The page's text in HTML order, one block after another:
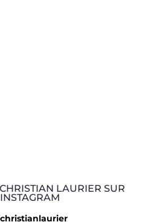
LAURIER SUR
INSTAGRAM